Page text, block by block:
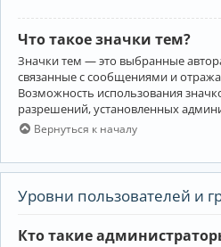
Что такое значки тем?
Значки тем — это выбранные
связанные с сообщениями и
Возможность использования
разрешений, установленных
Вернуться к началу
Уровни пользователей и
Кто такие